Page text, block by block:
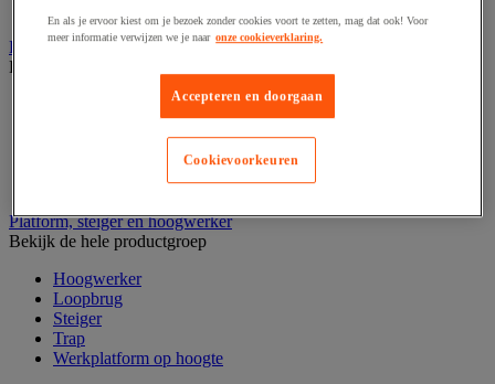
Palletwagen
Bekijk de hele productgroep
Elektrische pallettruck
Handpallettruck
Hoogheffende pallettruck
Pallettruck met weegsysteem
Platform, steiger en hoogwerker
Bekijk de hele productgroep
Hoogwerker
Loopbrug
Steiger
Trap
Werkplatform op hoogte
En als je ervoor kiest om je bezoek zonder cookies voort te zetten, mag dat ook! Voor
meer informatie verwijzen we je naar onze cookieverklaring.
Accepteren en doorgaan
Cookievoorkeuren